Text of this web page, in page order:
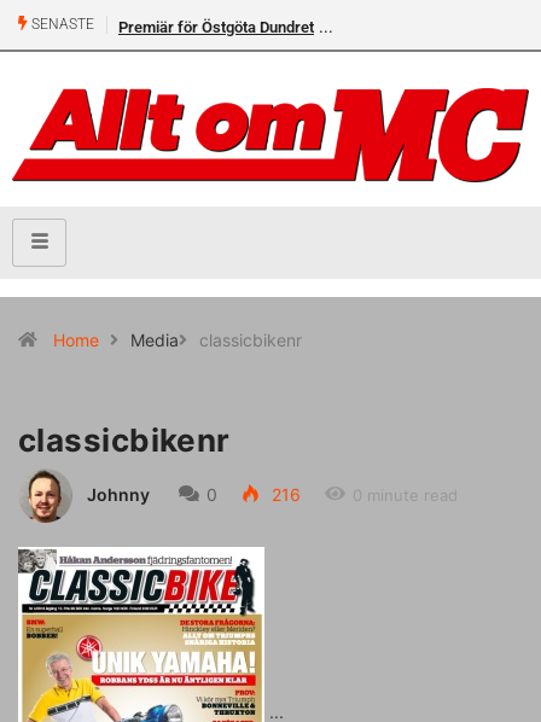
SENASTE Premiär för Östgöta Dundret
Home Media classicbikenr
classicbikenr
Johnny 0 216 0 minute read